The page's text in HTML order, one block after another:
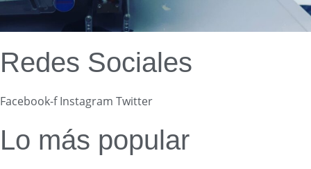
Redes Sociales
Facebook-f Instagram Twitter
Lo más popular